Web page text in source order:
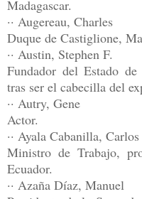
Madagascar.
·· Augereau, Charles
Duque de Castiglione,
·· Austin, Stephen F.
Fundador del Estado
tras ser el cabecilla del
·· Autry, Gene
Actor.
·· Ayala Cabanilla, Carlos
Ministro de Trabajo,
Ecuador.
·· Azaña Díaz, Manuel